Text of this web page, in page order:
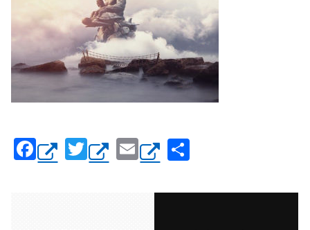
F
a
T
wi
E
m
ail